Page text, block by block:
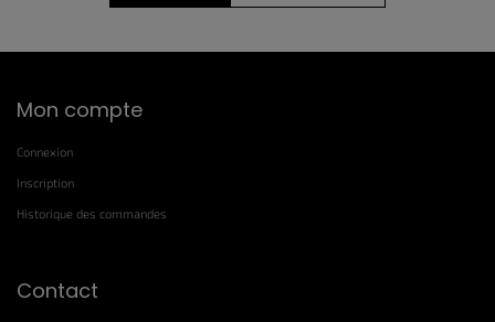
Mon compte
Connexion
Inscription
Historique des commandes
Contact